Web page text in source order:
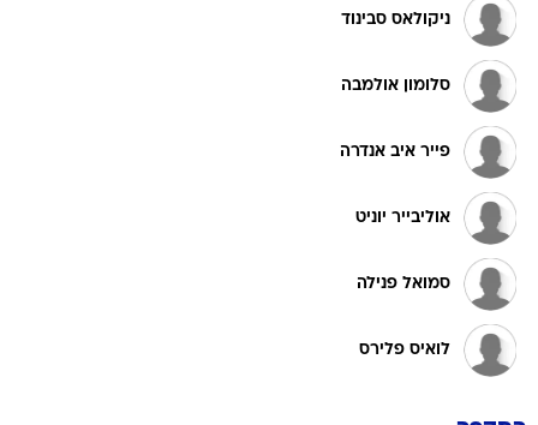
ניקולאס סבינוד
סלומון אולמבה
פייר איב אנדרה
אוליבייר יוניט
סמואל פנילה
לואיס פלירס